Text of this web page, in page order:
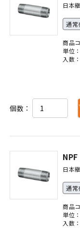
日本
通常
商品
単位
入数
個数：
日本
通常
商品
単位
入数